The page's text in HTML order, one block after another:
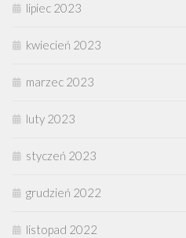
lipiec 2023
kwiecień 2023
marzec 2023
luty 2023
styczeń 2023
grudzień 2022
listopad 2022